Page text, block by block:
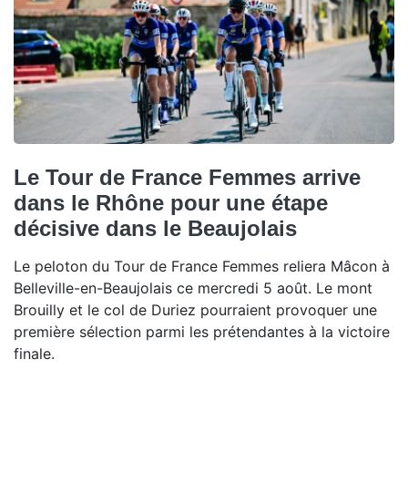
Le Tour de France Femmes arrive
dans le Rhône pour une étape
décisive dans le Beaujolais
Le peloton du Tour de France Femmes reliera Mâcon à
Belleville-en-Beaujolais ce mercredi 5 août. Le mont
Brouilly et le col de Duriez pourraient provoquer une
première sélection parmi les prétendantes à la victoire
finale.